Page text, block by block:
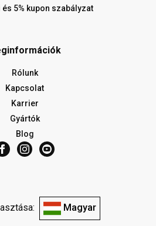
5% kupon szabályzat
Rólunk
Kapcsolat
Karrier
Gyártók
Blog
Magyar